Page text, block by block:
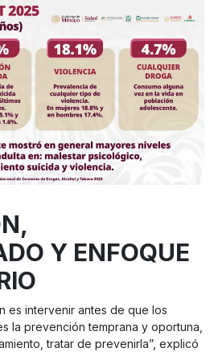
Y ENFOQUE
es intervenir antes de que los
la prevención temprana y oportuna,
tratar de prevenirla”, explicó